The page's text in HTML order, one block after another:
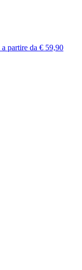
a partire da € 59,90